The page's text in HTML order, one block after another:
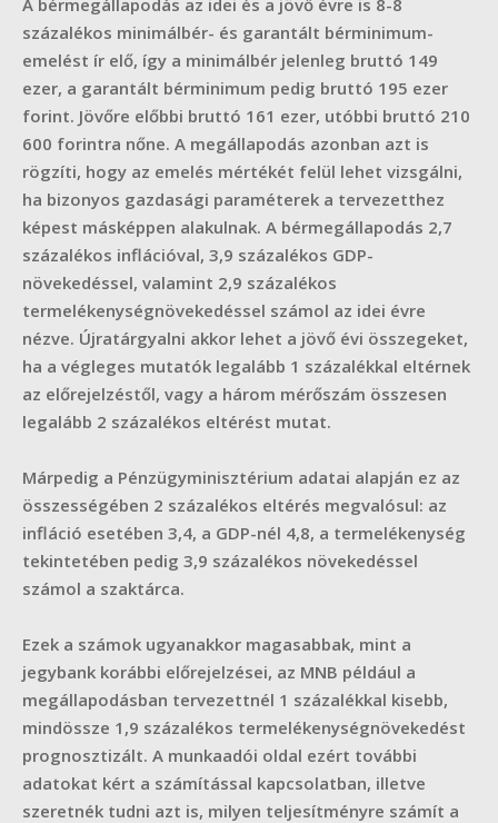
A bérmegállapodás az idei és a jövő évre is 8-8
százalékos minimálbér- és garantált bérminimum-
emelést ír elő, így a minimálbér jelenleg bruttó 149
ezer, a garantált bérminimum pedig bruttó 195 ezer
forint. Jövőre előbbi bruttó 161 ezer, utóbbi bruttó 210
600 forintra nőne. A megállapodás azonban azt is
rögzíti, hogy az emelés mértékét felül lehet vizsgálni,
ha bizonyos gazdasági paraméterek a tervezetthez
képest másképpen alakulnak. A bérmegállapodás 2,7
százalékos inflációval, 3,9 százalékos GDP-
növekedéssel, valamint 2,9 százalékos
termelékenységnövekedéssel számol az idei évre
nézve. Újratárgyalni akkor lehet a jövő évi összegeket,
ha a végleges mutatók legalább 1 százalékkal eltérnek
az előrejelzéstől, vagy a három mérőszám összesen
legalább 2 százalékos eltérést mutat.
Márpedig a Pénzügyminisztérium adatai alapján ez az
összességében 2 százalékos eltérés megvalósul: az
infláció esetében 3,4, a GDP-nél 4,8, a termelékenység
tekintetében pedig 3,9 százalékos növekedéssel
számol a szaktárca.
Ezek a számok ugyanakkor magasabbak, mint a
jegybank korábbi előrejelzései, az MNB például a
megállapodásban tervezettnél 1 százalékkal kisebb,
mindössze 1,9 százalékos termelékenységnövekedést
prognosztizált. A munkaadói oldal ezért további
adatokat kért a számítással kapcsolatban, illetve
szeretnék tudni azt is, milyen teljesítményre számít a